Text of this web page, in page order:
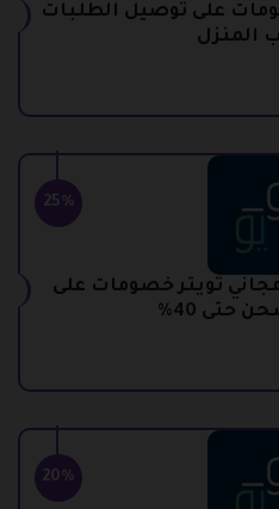
على توصيل الطلبات
المنزل
25%
تويتر خصومات على
حتى 40%
20%